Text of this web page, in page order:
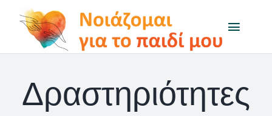
Μετάβαση
περιεχόμενο
Toggle
Μαθαίνω για…
Δραστηριότητες